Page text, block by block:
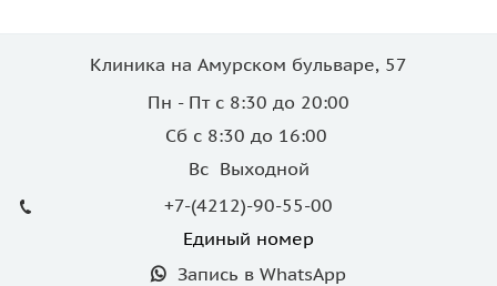
Клиника на Амурском бульваре, 57
Пн - Пт с 8:30 до 20:00
Сб с 8:30 до 16:00
Вс Выходной
+7-(4212)-90-55-00
Единый номер
Запись в WhatsApp